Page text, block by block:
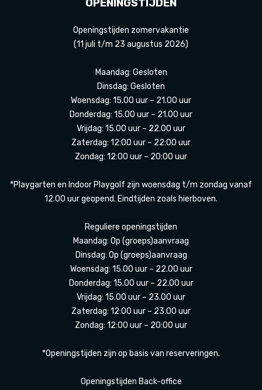
OPENINGSTIJDEN
Openingstijden zomervakantie
(11 juli t/m 23 augustus 2026)
Maandag: Gesloten
Dinsdag: Gesloten
Woensdag: 15.00 uur – 21.00 uur
Donderdag: 15.00 uur – 21.00 uur
Vrijdag: 15.00 uur – 22.00 uur
Zaterdag: 12:00 uur – 22:00 uur
Zondag: 12:00 uur – 20:00 uur
*Playgarten en Indoor Playgolf zijn woensdag t/m zondag vanaf
12.00 uur geopend. Eindtijden zoals hierboven.
Reguliere openingstijden
Maandag: Op (groeps)aanvraag
Dinsdag: Op (groeps)aanvraag
Woensdag: 15.00 uur – 22.00 uur
Donderdag: 15.00 uur – 22.00 uur
Vrijdag: 15.00 uur – 23.00 uur
Zaterdag: 12:00 uur – 23:00 uur
Zondag: 12:00 uur – 20:00 uur
*Openingstijden zijn op basis van reserveringen.
Openingstijden Back-office